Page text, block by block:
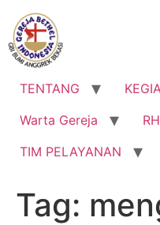
Lewati
konten
TENTANG
Warta Gereja
TIM PELAYANAN
Tag: